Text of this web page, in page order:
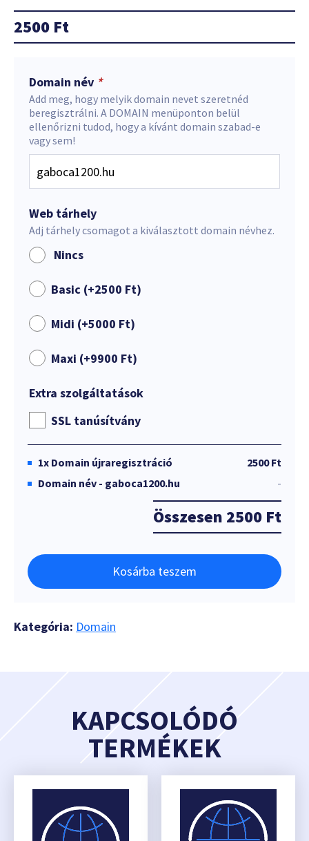
2500 Ft
Domain név *
Add meg, hogy melyik domain nevet szeretnéd
beregisztrálni. A DOMAIN menüponton belül
ellenőrizni tudod, hogy a kívánt domain szabad-e
vagy sem!
Web tárhely
Adj tárhely csomagot a kiválasztott domain névhez.
Nincs
Basic (+2500 Ft)
Midi (+5000 Ft)
Maxi (+9900 Ft)
Extra szolgáltatások
SSL tanúsítvány
1x Domain újraregisztráció
2500 Ft
Domain név - gaboca1200.hu
-
Összesen 2500 Ft
Kosárba teszem
Kategória: Domain
KAPCSOLÓDÓ
TERMÉKEK